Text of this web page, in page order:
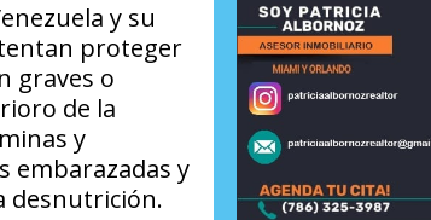
y su
proteger
graves o
de la
y
embarazadas y
desnutrición.